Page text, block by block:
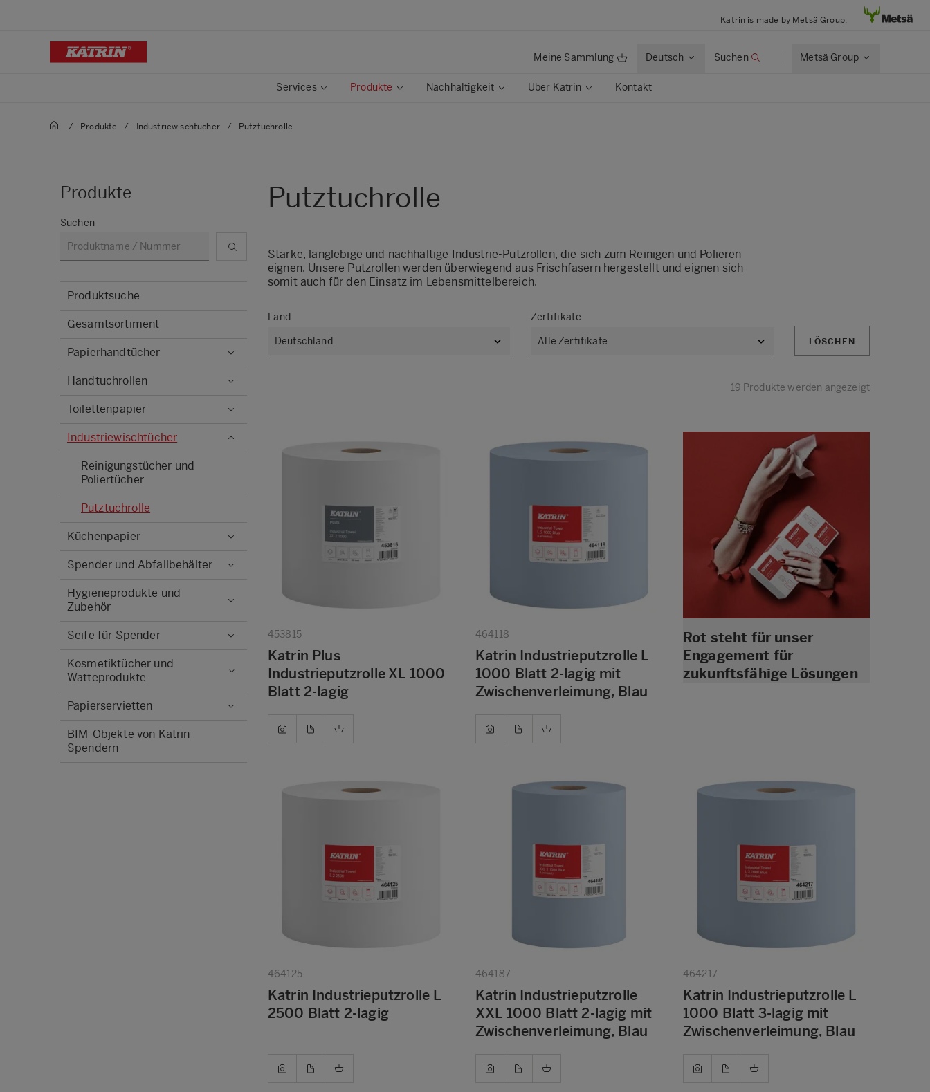
Katrin is made by Metsä Group.
Meine Sammlung Deutsch Suchen Metsä Group
Services Produkte Nachhaltigkeit Über Katrin Kontakt
/ Produkte / Industriewischtücher / Putztuchrolle
Putztuchrolle
Starke, langlebige und nachhaltige Industrie-Putzrollen, die sich zum Reinigen und Polieren
eignen. Unsere Putzrollen werden überwiegend aus Frischfasern hergestellt und eignen sich
somit auch für den Einsatz im Lebensmittelbereich.
Land Zertifikate
LÖSCHEN
19 Produkte werden angezeigt
453815
Katrin Plus
Industrieputzrolle XL 1000
Blatt 2-lagig
464118
Katrin Industrieputzrolle L
1000 Blatt 2-lagig mit
Zwischenverleimung, Blau
Rot steht für unser
Engagement für
zukunftsfähige Lösungen
464125
Katrin Industrieputzrolle L
2500 Blatt 2-lagig
464187
Katrin Industrieputzrolle
XXL 1000 Blatt 2-lagig mit
Zwischenverleimung, Blau
464217
Katrin Industrieputzrolle L
1000 Blatt 3-lagig mit
Zwischenverleimung, Blau
Produkte
Suchen
Produktsuche
Gesamtsortiment
Papierhandtücher
Handtuchrollen
Toilettenpapier
Industriewischtücher
Reinigungstücher und
Poliertücher
Putztuchrolle
Küchenpapier
Spender und Abfallbehälter
Hygieneprodukte und
Zubehör
Seife für Spender
Kosmetiktücher und
Watteprodukte
Papierservietten
BIM-Objekte von Katrin
Spendern